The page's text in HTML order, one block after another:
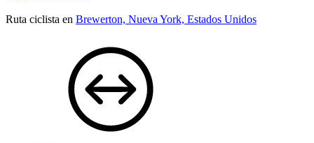
Ruta ciclista en Brewerton, Nueva York, Estados Unidos